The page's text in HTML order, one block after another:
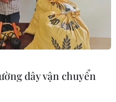
giúp
dịch
dây vận chuyển